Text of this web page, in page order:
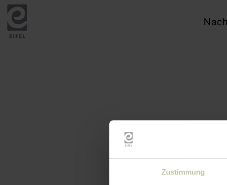
Zustimmung
suche